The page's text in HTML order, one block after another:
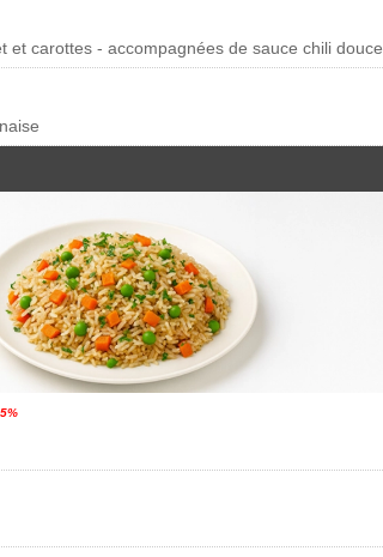
et carottes - accompagnées de sauce chili douce